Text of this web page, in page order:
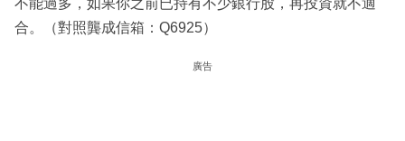
不能過多，如果你之前已持有不少銀行股，再投資就不適
合。（對照龔成信箱：Q6925）
廣告